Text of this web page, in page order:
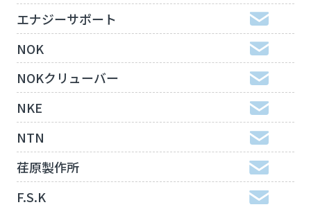
エナジーサポート
NOK
NOKクリューバー
NKE
NTN
荏原製作所
F.S.K